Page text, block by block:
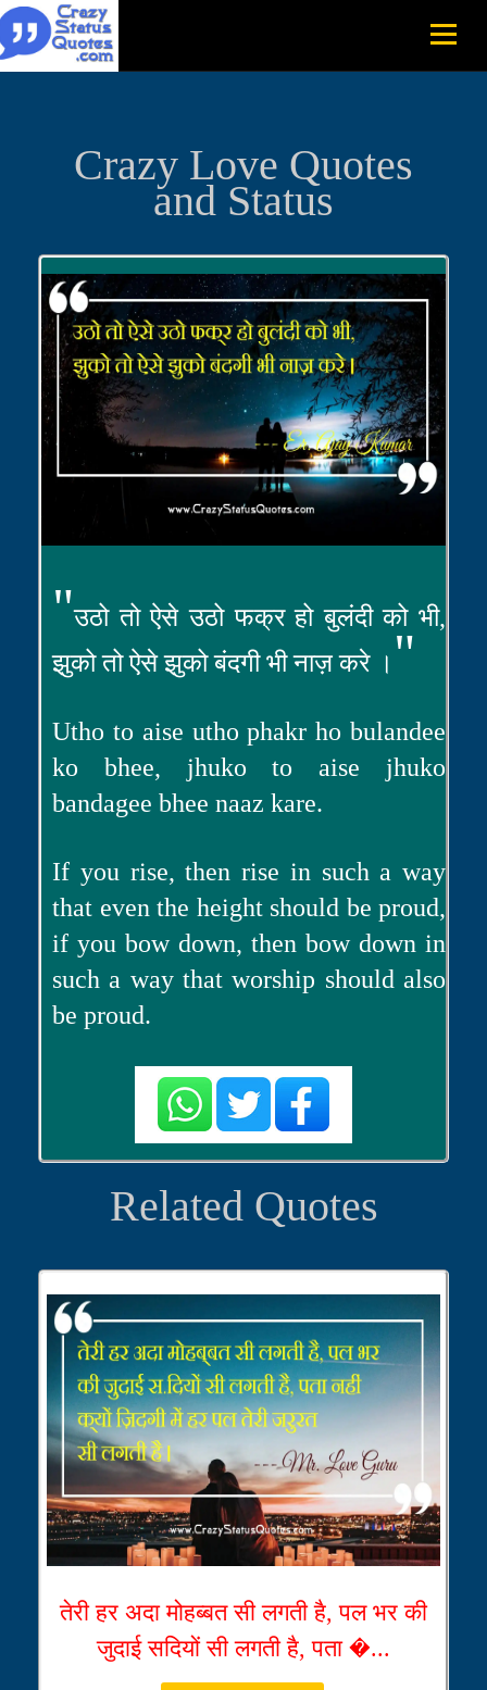
Crazy Love Quotes
and Status
"उठो तो ऐसे उठो फक्र हो बुलंदी को भी,
झुको तो ऐसे झुको बंदगी भी नाज़ करे । "
Utho to aise utho phakr ho bulandee
ko bhee, jhuko to aise jhuko
bandagee bhee naaz kare.
If you rise, then rise in such a way
that even the height should be proud,
if you bow down, then bow down in
such a way that worship should also
be proud.
Related Quotes
तेरी हर अदा मोहब्बत सी लगती है, पल भर की
जुदाई सदियों सी लगती है, पता �...